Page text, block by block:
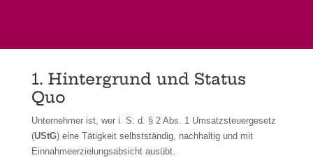
1. Hintergrund und Status
Quo
Unternehmer ist, wer i. S. d. § 2 Abs. 1 Umsatzsteuergesetz
(UStG) eine Tätigkeit selbstständig, nachhaltig und mit
Einnahmeerzielungsabsicht ausübt.